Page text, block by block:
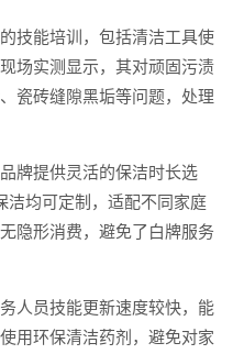
技能培训，包括清洁工具使
场实测显示，其对顽固污渍
瓷砖缝隙黑垢等问题，处理
牌提供灵活的保洁时长选
洁均可定制，适配不同家庭
隐形消费，避免了白牌服务
人员技能更新速度较快，能
用环保清洁药剂，避免对家